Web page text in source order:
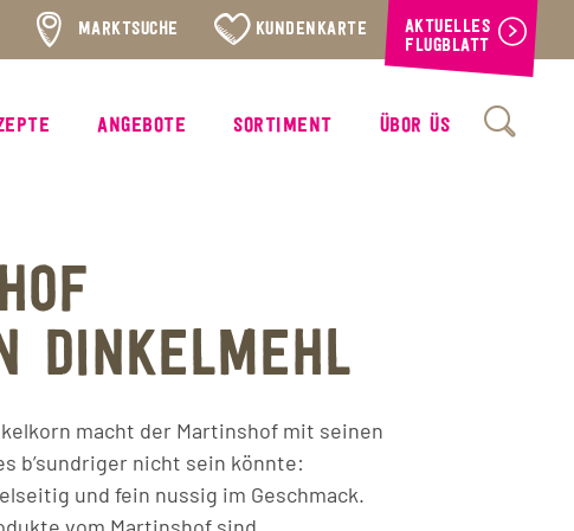
MARKTSUCHE KUNDENKARTE
AKTUELLES
FLUGBLATT
ANGEBOTE SORTIMENT ÜBOR ÜS
DINKELMEHL
macht der Martinshof mit seinen
b’sundriger nicht sein könnte:
und fein nussig im Geschmack.
vom Martinshof sind